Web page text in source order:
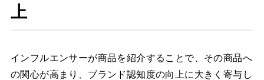
上
インフルエンサーが商品を紹介することで、その商品へ
の関心が高まり、ブランド認知度の向上に大きく寄与し